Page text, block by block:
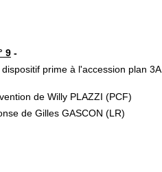
9 -
prime à l'accession plan 3A.
de Willy PLAZZI (PCF)
de Gilles GASCON (LR)